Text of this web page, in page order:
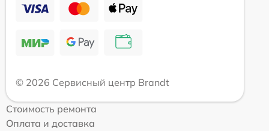
© 2026 Сервисный центр Brandt
Стоимость ремонта
Оплата и доставка